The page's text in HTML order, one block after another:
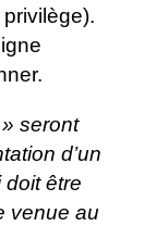
seront
d’un
être
venue au